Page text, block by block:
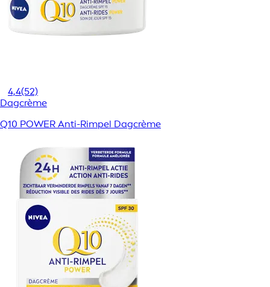
4,4(52)
Dagcrème
Q10 POWER Anti-Rimpel Dagcrème